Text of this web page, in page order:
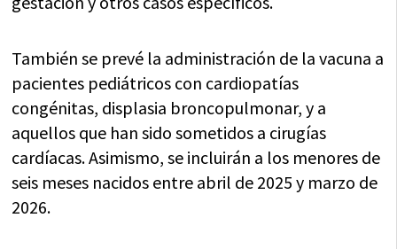
También se prevé la administración de la vacuna a
pacientes pediátricos con cardiopatías
congénitas, displasia broncopulmonar, y a
aquellos que han sido sometidos a cirugías
cardíacas. Asimismo, se incluirán a los menores de
seis meses nacidos entre abril de 2025 y marzo de
2026.